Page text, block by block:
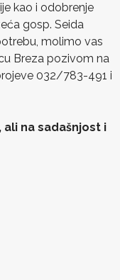
kao i odobrenje
gosp. Seida
molimo vas
Breza pozivom na
032/783-491 i
na sadašnjost i